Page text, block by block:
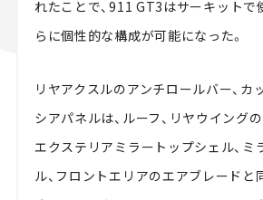
れたことで、911 GT3はサーキットで
らに個性的な構成が可能になった。
リヤアクスルのアンチロールバー、カ
シアパネルは、ルーフ、リヤウイング
エクステリアミラートップシェル、ミ
ル、フロントエリアのエアブレードと